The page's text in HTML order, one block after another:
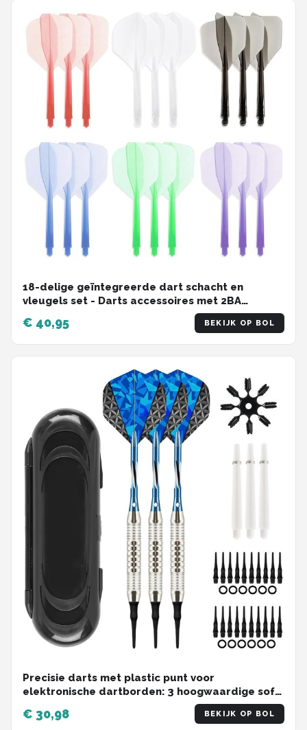
18-delige geïntegreerde dart schacht en
vleugels set - Darts accessoires met 2BA
schroefdraad, dart shafts en vluchten in diverse
kleuren
€ 40,95 BEKIJK OP BOL
Precisie darts met plastic punt voor
elektronische dartborden: 3 hoogwaardige soft
darts met aluminium schacht, ideaal voor
dartspelletjes en recreatief gebruik
€ 30,98 BEKIJK OP BOL